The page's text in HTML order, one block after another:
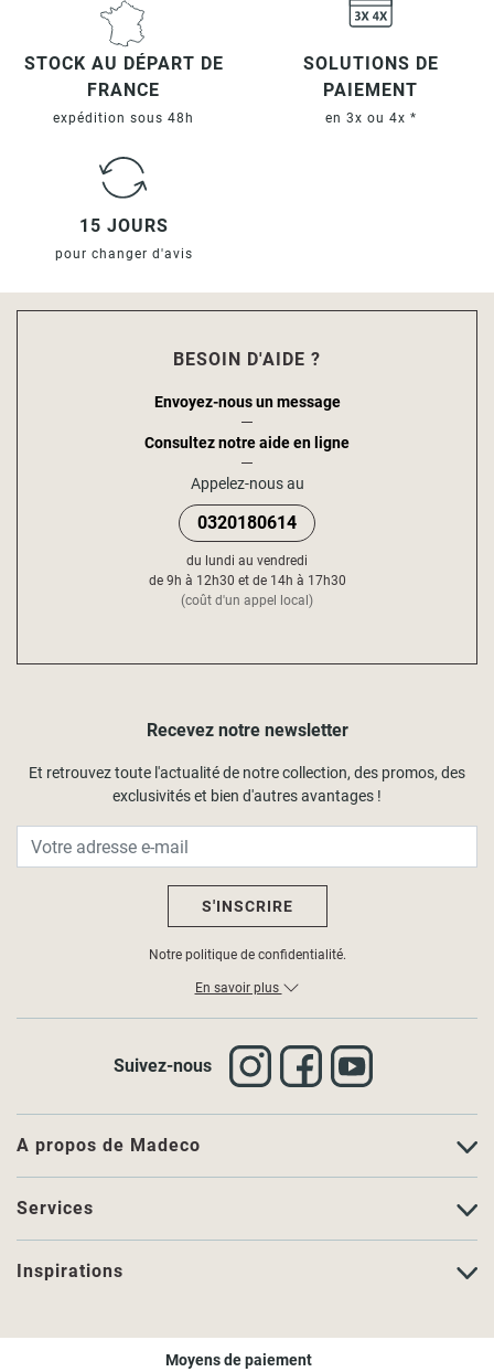
STOCK AU DÉPART DE
FRANCE
expédition sous 48h
SOLUTIONS DE
PAIEMENT
en 3x ou 4x *
15 JOURS
pour changer d'avis
A propos de Madeco
Services
Inspirations
Recevez notre newsletter
Et retrouvez toute l'actualité de notre collection, des promos, des
exclusivités et bien d'autres avantages !
S'INSCRIRE
Notre politique de confidentialité.
En savoir plus
Suivez-nous
BESOIN D'AIDE ?
Envoyez-nous un message
Consultez notre aide en ligne
Appelez-nous au
0320180614
du lundi au vendredi
de 9h à 12h30 et de 14h à 17h30
(coût d'un appel local)
Moyens de paiement